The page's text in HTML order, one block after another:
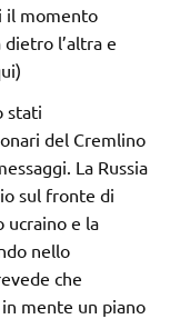
il momento
l’altra e
stati
del Cremlino
La Russia
sul fronte di
ucraino e la
nello
che
mente un piano